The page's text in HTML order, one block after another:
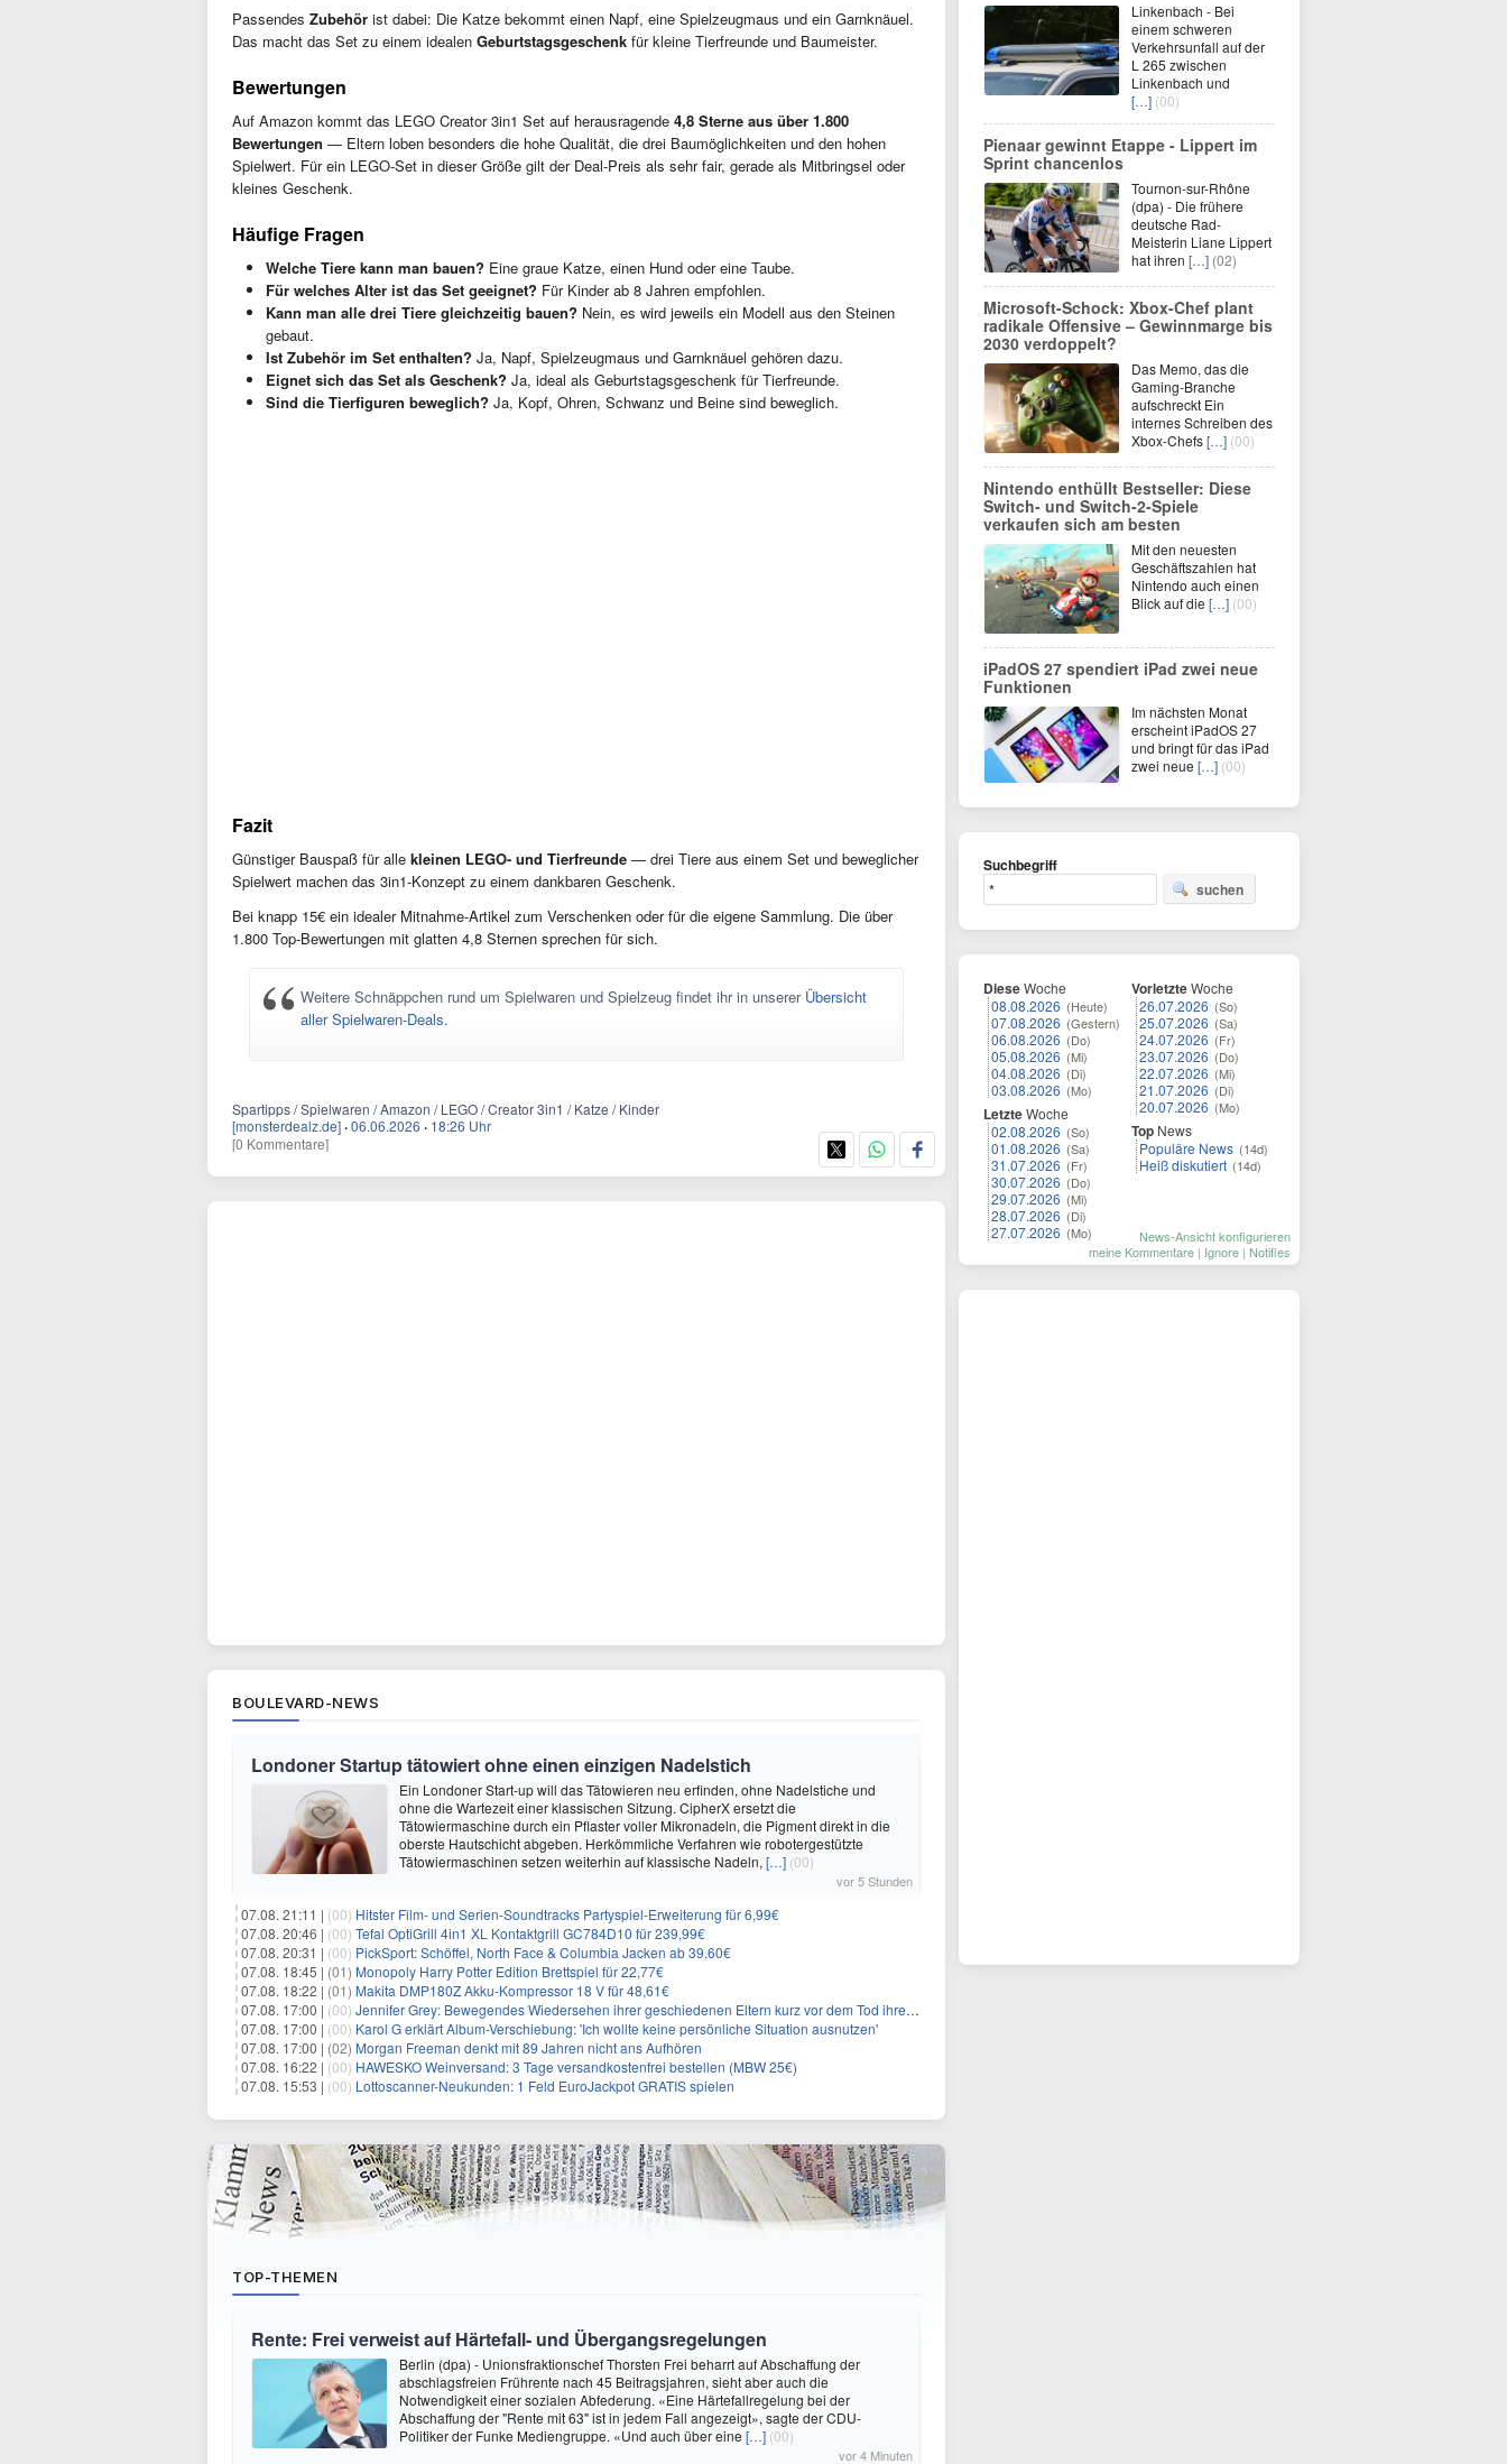
Passendes Zubehör ist dabei: Die Katze bekommt einen Napf, eine Spielzeugmaus und ein Garnknäuel.
Das macht das Set zu einem idealen Geburtstagsgeschenk für kleine Tierfreunde und Baumeister.
Bewertungen
Auf Amazon kommt das LEGO Creator 3in1 Set auf herausragende 4,8 Sterne aus über 1.800
Bewertungen — Eltern loben besonders die hohe Qualität, die drei Baumöglichkeiten und den hohen
Spielwert. Für ein LEGO-Set in dieser Größe gilt der Deal-Preis als sehr fair, gerade als Mitbringsel oder
kleines Geschenk.
Häufige Fragen
Welche Tiere kann man bauen? Eine graue Katze, einen Hund oder eine Taube.
Für welches Alter ist das Set geeignet? Für Kinder ab 8 Jahren empfohlen.
Kann man alle drei Tiere gleichzeitig bauen? Nein, es wird jeweils ein Modell aus den Steinen
gebaut.
Ist Zubehör im Set enthalten? Ja, Napf, Spielzeugmaus und Garnknäuel gehören dazu.
Eignet sich das Set als Geschenk? Ja, ideal als Geburtstagsgeschenk für Tierfreunde.
Sind die Tierfiguren beweglich? Ja, Kopf, Ohren, Schwanz und Beine sind beweglich.
Fazit
Günstiger Bauspaß für alle kleinen LEGO- und Tierfreunde — drei Tiere aus einem Set und beweglicher
Spielwert machen das 3in1-Konzept zu einem dankbaren Geschenk.
Bei knapp 15€ ein idealer Mitnahme-Artikel zum Verschenken oder für die eigene Sammlung. Die über
1.800 Top-Bewertungen mit glatten 4,8 Sternen sprechen für sich.
Weitere Schnäppchen rund um Spielwaren und Spielzeug findet ihr in unserer Übersicht
aller Spielwaren-Deals.
Spartipps / Spielwaren / Amazon / LEGO / Creator 3in1 / Katze / Kinder
[monsterdealz.de] ·06.06.2026 · 18:26 Uhr
[0 Kommentare]
BOULEVARD-NEWS
Londoner Startup tätowiert ohne einen einzigen Nadelstich
Ein Londoner Start-up will das Tätowieren neu erfinden, ohne Nadelstiche und
ohne die Wartezeit einer klassischen Sitzung. CipherX ersetzt die
Tätowiermaschine durch ein Pflaster voller Mikronadeln, die Pigment direkt in die
oberste Hautschicht abgeben. Herkömmliche Verfahren wie robotergestützte
Tätowiermaschinen setzen weiterhin auf klassische Nadeln, […] (00)
vor 5 Stunden
07.08. 21:11 | (00) Hitster Film- und Serien-Soundtracks Partyspiel-Erweiterung für 6,99€
07.08. 20:46 | (00) Tefal OptiGrill 4in1 XL Kontaktgrill GC784D10 für 239,99€
07.08. 20:31 | (00) PickSport: Schöffel, North Face & Columbia Jacken ab 39,60€
07.08. 18:45 | (01) Monopoly Harry Potter Edition Brettspiel für 22,77€
07.08. 18:22 | (01) Makita DMP180Z Akku-Kompressor 18 V für 48,61€
07.08. 17:00 | (00) Jennifer Grey: Bewegendes Wiedersehen ihrer geschiedenen Eltern kurz vor dem Tod ihrer Mutter
07.08. 17:00 | (00) Karol G erklärt Album-Verschiebung: 'Ich wollte keine persönliche Situation ausnutzen'
07.08. 17:00 | (02) Morgan Freeman denkt mit 89 Jahren nicht ans Aufhören
07.08. 16:22 | (00) HAWESKO Weinversand: 3 Tage versandkostenfrei bestellen (MBW 25€)
07.08. 15:53 | (00) Lottoscanner-Neukunden: 1 Feld EuroJackpot GRATIS spielen
TOP-THEMEN
Rente: Frei verweist auf Härtefall- und Übergangsregelungen
Berlin (dpa) - Unionsfraktionschef Thorsten Frei beharrt auf Abschaffung der
abschlagsfreien Frührente nach 45 Beitragsjahren, sieht aber auch die
Notwendigkeit einer sozialen Abfederung. «Eine Härtefallregelung bei der
Abschaffung der "Rente mit 63" ist in jedem Fall angezeigt», sagte der CDU-
Politiker der Funke Mediengruppe. «Und auch über eine […] (00)
vor 4 Minuten
Linkenbach - Bei
einem schweren
Verkehrsunfall auf der
L 265 zwischen
Linkenbach und
[…] (00)
Pienaar gewinnt Etappe - Lippert im
Sprint chancenlos
Tournon-sur-Rhône
(dpa) - Die frühere
deutsche Rad-
Meisterin Liane Lippert
hat ihren […] (02)
Microsoft-Schock: Xbox-Chef plant
radikale Offensive – Gewinnmarge bis
2030 verdoppelt?
Das Memo, das die
Gaming-Branche
aufschreckt Ein
internes Schreiben des
Xbox-Chefs[…] (00)
Nintendo enthüllt Bestseller: Diese
Switch- und Switch-2-Spiele
verkaufen sich am besten
Mit den neuesten
Geschäftszahlen hat
Nintendo auch einen
Blick auf die […] (00)
iPadOS 27 spendiert iPad zwei neue
Funktionen
Im nächsten Monat
erscheint iPadOS 27
und bringt für das iPad
zwei neue […] (00)
Suchbegriff
suchen
DieseWoche
08.08.2026 (Heute)
07.08.2026 (Gestern)
06.08.2026 (Do)
05.08.2026 (Mi)
04.08.2026 (Di)
03.08.2026 (Mo)
LetzteWoche
02.08.2026 (So)
01.08.2026 (Sa)
31.07.2026 (Fr)
30.07.2026 (Do)
29.07.2026 (Mi)
28.07.2026 (Di)
27.07.2026 (Mo)
VorletzteWoche
26.07.2026 (So)
25.07.2026 (Sa)
24.07.2026 (Fr)
23.07.2026 (Do)
22.07.2026 (Mi)
21.07.2026 (Di)
20.07.2026 (Mo)
Top News
Populäre News (14d)
Heiß diskutiert (14d)
News-Ansicht konfigurieren
meine Kommentare | Ignore | Notifies